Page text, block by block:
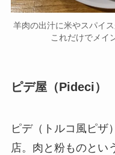
羊肉の出汁に米やスパイ
これだけでメイ
ピデ屋（Pideci）
ピデ（トルコ風ピザ
店。肉と粉ものとい